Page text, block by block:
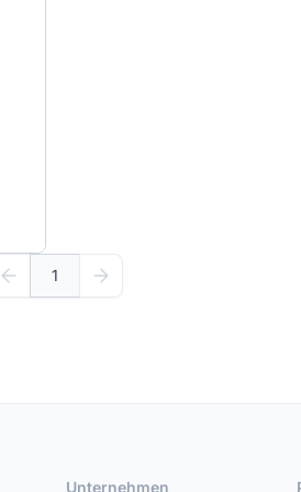
1
Unternehmen